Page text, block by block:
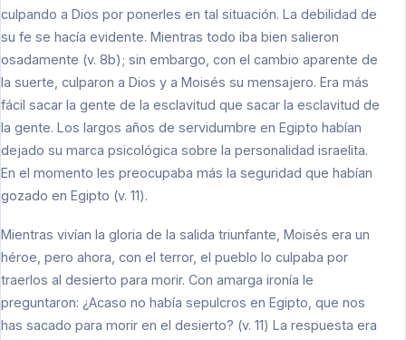
culpando a Dios por ponerles en tal situación. La debilidad de
su fe se hacía evidente. Mientras todo iba bien salieron
osadamente (v. 8b); sin embargo, con el cambio aparente de
la suerte, culparon a Dios y a Moisés su mensajero. Era más
fácil sacar la gente de la esclavitud que sacar la esclavitud de
la gente. Los largos años de servidumbre en Egipto habían
dejado su marca psicológica sobre la personalidad israelita.
En el momento les preocupaba más la seguridad que habían
gozado en Egipto (v. 11).
Mientras vivían la gloria de la salida triunfante, Moisés era un
héroe, pero ahora, con el terror, el pueblo lo culpaba por
traerlos al desierto para morir. Con amarga ironía le
preguntaron: ¿Acaso no había sepulcros en Egipto, que nos
has sacado para morir en el desierto? (v. 11) La respuesta era